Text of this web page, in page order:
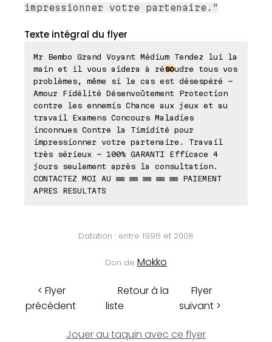
impressionner votre partenaire."
Texte intégral du flyer
Mr Bembo Grand Voyant Médium Tendez lui la
main et il vous aidera à résoudre tous vos
problèmes, même si le cas est désespéré -
Amour Fidélité Désenvoûtement Protection
contre les ennemis Chance aux jeux et au
travail Examens Concours Maladies
inconnues Contre la Timidité pour
impressionner votre partenaire. Travail
très sérieux - 100% GARANTI Efficace 4
jours seulement après la consultation.
CONTACTEZ MOI AU ⊠⊠ ⊠⊠ ⊠⊠ ⊠⊠ ⊠⊠ PAIEMENT
APRES RESULTATS
Datation : entre 1996 et 2008
Don de Mokko
< Flyer
précédent
Retour à la
liste
Flyer
suivant >
Jouer au taquin avec ce flyer